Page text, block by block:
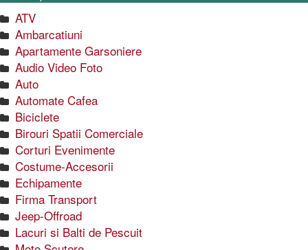
CONTACT
ATV
Ambarcatiuni
Apartamente Garsoniere
Audio Video Foto
Auto
Automate Cafea
Biciclete
Birouri Spatii Comerciale
Corturi Evenimente
Costume-Accesorii
Echipamente
Firma Transport
Jeep-Offroad
Lacuri si Balti de Pescuit